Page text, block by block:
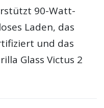
90-Watt-
Laden, das
und das
Glass Victus 2